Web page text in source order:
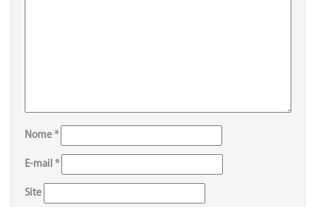
Nome *
E-mail *
Site